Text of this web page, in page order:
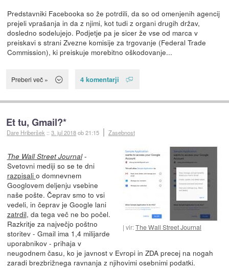
Predstavniki Facebooka so že potrdili, da so od omenjenih agencij
prejeli vprašanja in da z njimi, kot tudi z organi drugih držav,
dosledno sodelujejo. Podjetje pa je sicer že vse od marca v
preiskavi s strani Zvezne komisije za trgovanje (Federal Trade
Commission), ki preiskuje morebitno oškodovanje...
Preberi več » 4 komentarji
Et tu, Gmail?*
Dare Hriberšek ::3. jul 2018ob 21:15 Zasebnost
vir:The Wall Street Journal
The Wall Street Journal-
Svetovni mediji so se te dni
razpisali o domnevnem
Googlovem deljenju vsebine
naše pošte. Čeprav smo to vsi
vedeli, in čeprav je Google lani
zatrdil, da tega več ne bo počel.
Razkritje za največjo poštno
storitev - Gmail ima 1,4 milijarde
uporabnikov - prihaja v
neugodnem času, ko je javnost v Evropi in ZDA precej na nogah
zaradi brezbrižnega ravnanja z njihovimi osebnimi podatki.